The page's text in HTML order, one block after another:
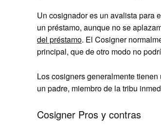
Un cosignador es un avalista para
un préstamo, aunque no se
del préstamo. El Cosigner
principal, que de otro modo no
Los cosigners generalmente
un padre, miembro de la tribu
Cosigner Pros y contras